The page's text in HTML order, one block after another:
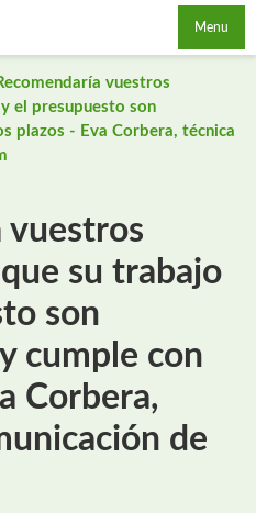
Menu
vuestros
el presupuesto son
plazos - Eva Corbera, técnica
vuestros
su trabajo
son
cumple con
Corbera,
de